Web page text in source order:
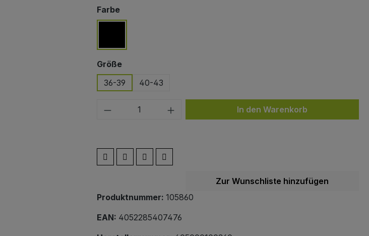
Farbeauswählen
Größeauswählen
36-39
40-43
Produkt Anzahl: Gib den gewünschten Wert
In den Warenkorb
Zur Wunschliste hinzufügen
Produktnummer: 105860
EAN: 4052285407476